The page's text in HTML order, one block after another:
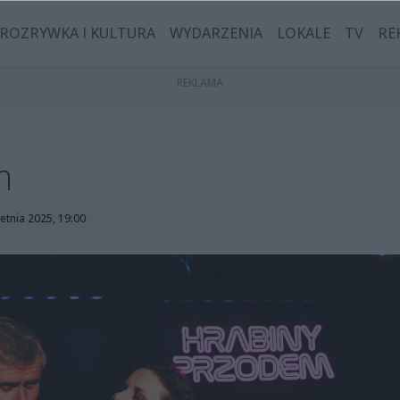
ROZRYWKA I KULTURA WYDARZENIA LOKALE TV
2025, 19:00